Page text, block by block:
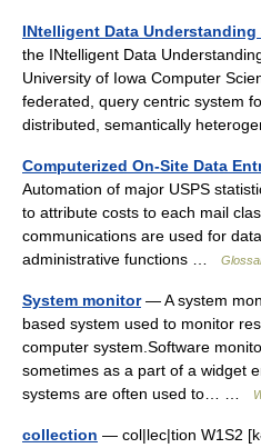
INtelligent Data Understanding
the INtelligent Data
University of Iowa Computer
federated, query centric system
distributed, semantically
Computerized On-Site Data
Automation of major USPS
to attribute costs to each mail
communications are used for
administrative functions …
System monitor— A system
based system used to monitor
computer system.Software
sometimes as a part of a widget
systems are often used to… …
collection — col|lec|tion